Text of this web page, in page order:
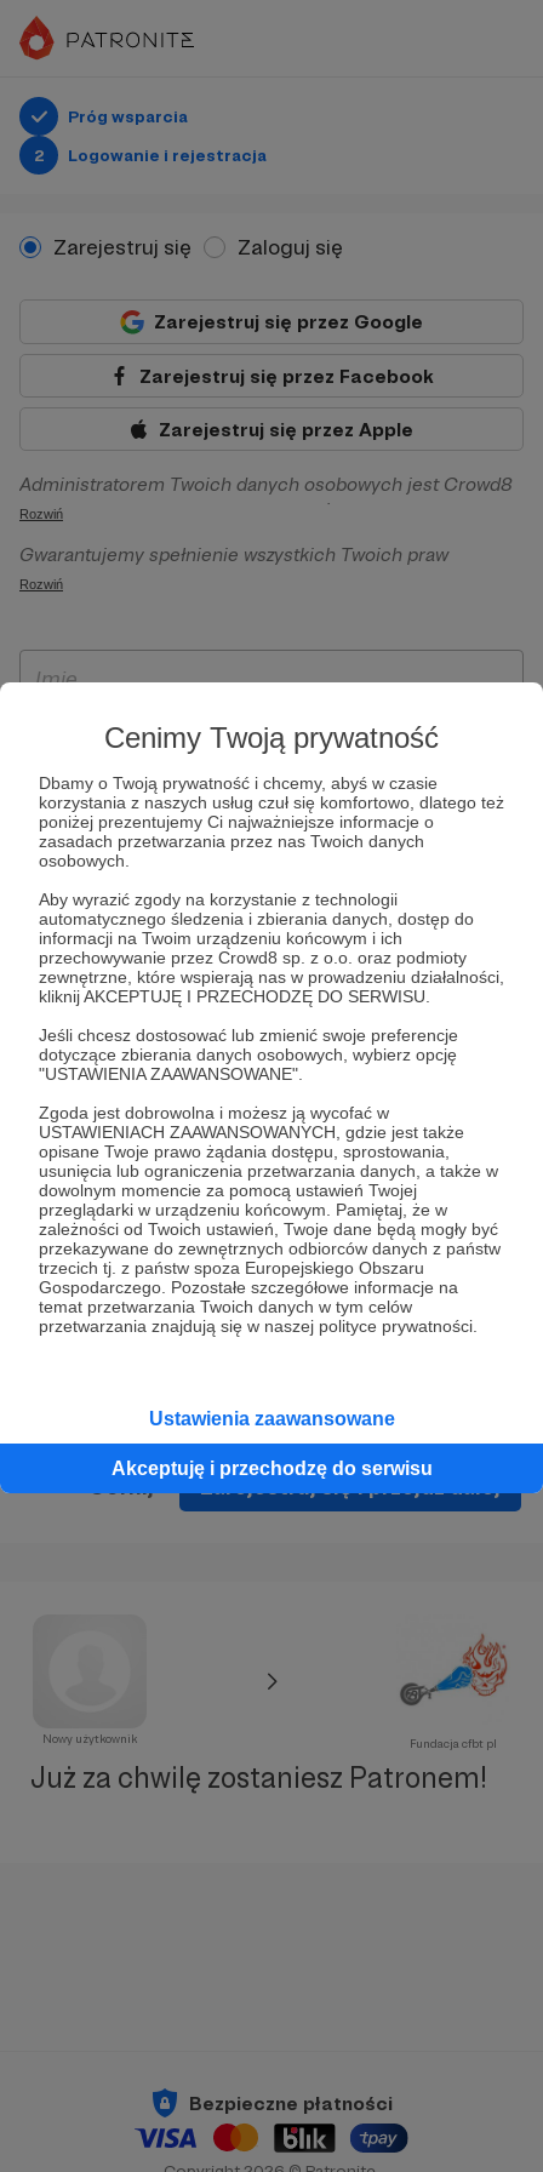
Cenimy Twoją prywatność
Dbamy o Twoją prywatność i chcemy, abyś w czasie
korzystania z naszych usług czuł się komfortowo, dlatego też
poniżej prezentujemy Ci najważniejsze informacje o
zasadach przetwarzania przez nas Twoich danych
osobowych.
Aby wyrazić zgody na korzystanie z technologii
automatycznego śledzenia i zbierania danych, dostęp do
informacji na Twoim urządzeniu końcowym i ich
przechowywanie przez Crowd8 sp. z o.o. oraz podmioty
zewnętrzne, które wspierają nas w prowadzeniu działalności,
kliknij AKCEPTUJĘ I PRZECHODZĘ DO SERWISU.
Jeśli chcesz dostosować lub zmienić swoje preferencje
dotyczące zbierania danych osobowych, wybierz opcję
"USTAWIENIA ZAAWANSOWANE".
Zgoda jest dobrowolna i możesz ją wycofać w
USTAWIENIACH ZAAWANSOWANYCH, gdzie jest także
opisane Twoje prawo żądania dostępu, sprostowania,
usunięcia lub ograniczenia przetwarzania danych, a także w
dowolnym momencie za pomocą ustawień Twojej
przeglądarki w urządzeniu końcowym. Pamiętaj, że w
zależności od Twoich ustawień, Twoje dane będą mogły być
przekazywane do zewnętrznych odbiorców danych z państw
trzecich tj. z państw spoza Europejskiego Obszaru
Gospodarczego. Pozostałe szczegółowe informacje na
temat przetwarzania Twoich danych w tym celów
przetwarzania znajdują się w naszej polityce prywatności.
Ustawienia zaawansowane
Akceptuję i przechodzę do serwisu
Próg wsparcia
2
Logowanie i rejestracja
Zarejestruj się Zaloguj się
Zarejestruj się przez Google
Zarejestruj się przez Facebook
Zarejestruj się przez Apple
Administratorem Twoich danych osobowych jest Crowd8
sp. z o.o. z siedziba w Warszawie, ul. Żwirki i Wigury 16, 02-
092 Warszawa. Twoje dane osobowe będą przetwarzane w
szczególności w celu wykonania umowy zawartej z Tobą, w
Patronite.pl, w tym możliwości dokonywania oraz
otrzymywania wsparcia na naszej platformie oraz
Rozwiń
Gwarantujemy spełnienie wszystkich Twoich praw
wynikających z ogólnego rozporządzenia o ochronie
ich przenoszenia, niepodlegania zautomatyzowanemu
wyrażenia sprzeciwu wobec przetwarzania Twoich danych
osobowych. Rejestracja dla osób niepełnoletnich możliwa
jest po przekazaniu podpisanego formularza "Zgodna na
założenie konta przez osobę niepełnoletnią", formularz
dostępny jest na stronie regulaminu Patronite.pl.
Rozwiń
* Zapoznałem się i akceptujęRegulaminserwisu oraz
* Wyrażam zgodę na przetwarzanie moich danych
osobowych podanych w formularzu rejestracyjnym w celu
prawidłowego świadczenia usług serwisu Patronite.
Wyrażam zgodę na otrzymywanie drogą elektroniczną
informacji handlowych - newslettera. Opcja ta może zostać
zmieniona w ustawieniach konta.
Zarejestruj się i przejdź dalej
Nowy użytkownik Fundacja cfbt pl
Już za chwilę zostaniesz Patronem!
Bezpieczne płatności